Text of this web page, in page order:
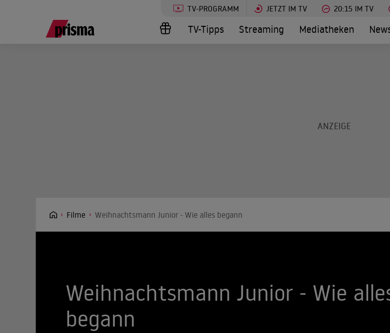
TV-PROGRAMM JETZT IM TV 20:15 IM TV
TV-Tipps Streaming Mediatheken
Filme Weihnachtsmann Junior - Wie alles begann
Weihnachtsmann Junior - Wie
begann